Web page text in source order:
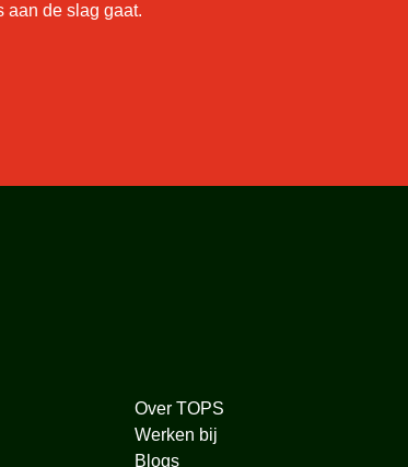
aan de slag gaat.
Over TOPS
Werken bij
Blogs